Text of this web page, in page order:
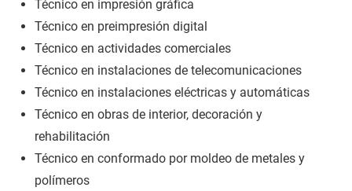
Técnico en impresión gráfica
Técnico en preimpresión digital
Técnico en actividades comerciales
Técnico en instalaciones de telecomunicaciones
Técnico en instalaciones eléctricas y automáticas
Técnico en obras de interior, decoración y
rehabilitación
Técnico en conformado por moldeo de metales y
polímeros